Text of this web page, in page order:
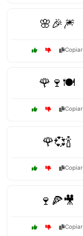
🌸🎉🎆
Copiar
🌹🍷🍽️
Copiar
🌹💞🍾
Copiar
🍷🍕🎥
Copiar